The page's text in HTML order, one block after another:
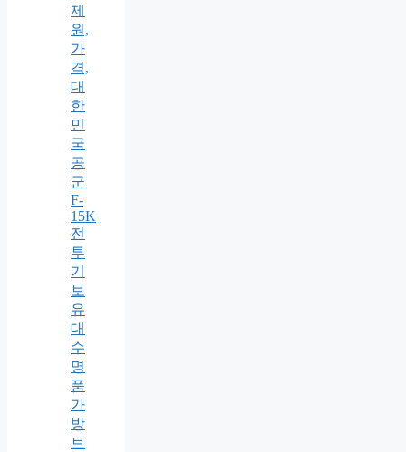
제
원,
가
격,
대
한
민
국
공
군
F-
15K
전
투
기
보
유
대
수
명
품
가
방
브